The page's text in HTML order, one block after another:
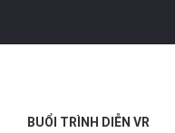
BUỔI TRÌNH DIỄN VR